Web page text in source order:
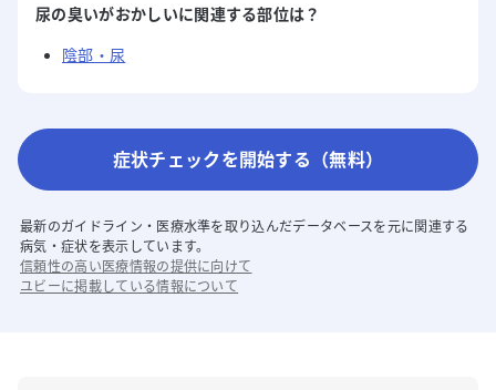
尿の臭いがおかしいに関連する部位は？
陰部・尿
症状チェックを開始する（無料）
最新のガイドライン・医療水準を取り込んだデータベースを元に関連する
病気・症状を表示しています。
信頼性の高い医療情報の提供に向けて
ユビーに掲載している情報について